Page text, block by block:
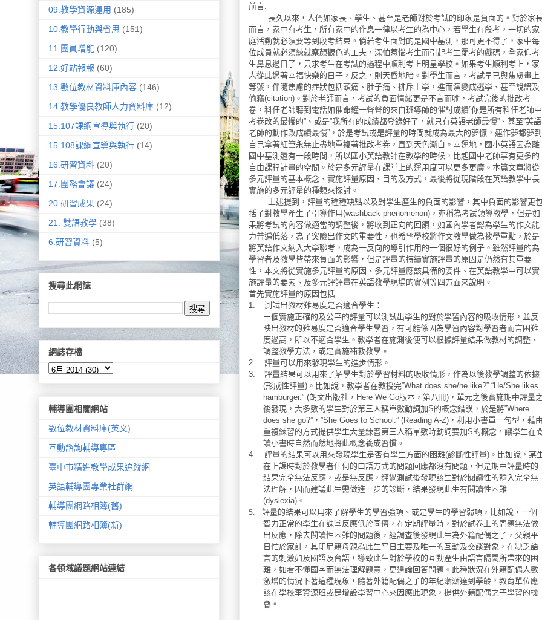
前言:
長久以來，人們如家長、學生、甚至是老師對於考試的印象是負面的。對於家
而言，家中有考生，所有家中的作息一律以考生的為中心，若學生有段考，一切的家
庭活動就必須要等到段考結束。倘若考生面對的是國中基測，那可更不得了，家中每
位成員就必須練就察顏觀色的工夫，深怕惹惱考生而引起考生罷考的戲碼，全家仰考
生鼻息過日子，只求考生在考試的過程中順利考上明星學校。如果考生順利考上，家
人從此過著幸福快樂的日子，反之，則天昏地暗。對學生而言，考試早已與焦慮畫上
等號，伴隨焦慮的症狀包括頭痛、肚子痛、排斥上學，進而演變成逃學、甚至說謊及
偷竊(citation)。對於老師而言，考試的負面情緒更是不言而喻，考試完後的批改考
卷，科任老師聽到電話如催命鐘一聲聲的來自班導師的催討成績”你是所有科任老師中
考卷改的最慢的”、或是”我所有的成績都登錄好了，就只有英語老師最慢”、甚至”英語
老師的動作改成績最慢”，於是考試或是評量的時間就成為最大的夢懨，連作夢都夢到
自己拿著紅筆永無止盡地重複著批改考券，直到天色漸白。幸運地，國小英語因為離
國中基測還有一段時間，所以國小英語教師在教學的時候，比起國中老師享有更多的
自由課程計畫的空間。於是多元評量在課堂上的運用度可以更多更廣。本篇文章將從
多元評量的基本概念、實施評量原因、目的及方式，最後將從現階段在英語教學中長
實施的多元評量的種類來探討。
上述提到，評量的種種缺點以及對學生產生的負面的影響，其中負面的影響更
括了對教學產生了引導作用(washback phenomenon)，亦稱為考試領導教學，但是如
果將考試的內容做適當的調整後，將收到正向的回饋，如國內學者認為學生的作文能
力普遍低落，為了突險出作文的重要性，也希望學校將作文教學做為教學重點，於是
將英語作文納入大學聯考，成為一反向的導引作用的一個很好的例子。雖然評量的為
學習者及教學皆帶來負面的影響，但是評量的持續實施評量的原因是仍然有其重要
性，本文將從實施多元評量的原因、多元評量應該具備的要件、在英語教學中可以實
施評量的要素、及多元評評量在英語教學現場的實例等四方面來說明。
首先實施評量的原因包括
1.
測試出教材難易度是否適合學生：
ㄧ個實施正確的及公平的評量可以測試出學生的對於學習內容的吸收情形，並反
映出教材的難易度是否適合學生學習，有可能係因為學習內容對學習者而言困難
度過高，所以不適合學生。教學者在施測後便可以根據評量結果做教材的調整、
調整教學方法，或是實施補救教學。
2. 評量可以用來發現學生的進步情形。
3. 評量結果可以用來了解學生對於學習材料的吸收情形，作為以後教學調整的依據
(形成性評量)。比如說，教學者在教授完”What does she/he like?” “He/She likes
hamburger.” (朗文出版社， Here We Go版本，第八冊)，單元之後實施期中評量之
後發現，大多數的學生對於第三人稱單數動詞加S的概念錯誤，於是將”Where
does she go?”， ”She Goes to School.” (Reading A-Z)，利用小書單一句型，藉由
重複練習的方式提供學生大量練習第三人稱單數時動詞要加S的概念，讓學生在
讀小書時自然而然地將此概念養成習慣。
4. 評量的結果可以用來發現學生是否有學生方面的困難(診斷性評量)。比如說，某
在上課時對於教學者任何的口語方式的問題回應都沒有問題，但是期中評量時的
結果完全無法反應，或是無反應，經過測試後發現該生對於閱讀性的輸入完全無
法理解，因而建議此生需做進一步的診斷，結果發現此生有閱讀性困難
(dyslexia)。
5.
評量的結果可以用來了解學生的學習強項、或是學生的學習弱項，比如說，一個
智力正常的學生在課堂反應低於同儕，在定期評量時，對於試卷上的問題無法做
出反應，除去閱讀性困難的問題後，經調查後發現此生為外籍配偶之子，父親平
日忙於家計，其印尼籍母親為此生平日主要及唯一的互動及交談對象，在缺乏語
言的刺激如及國語及台語，導致此生對於學校的互動產生由語言隔閡所帶來的困
難，如看不懂國字而無法理解題意，更遑論回答問題。此種狀況在外籍配偶人數
激增的情況下著這種現象，隨著外籍配偶之子的年紀漸漸達到學齡，教育單位應
該在學校李資源班或是增設學習中心來因應此現象，提供外籍配偶之子學習的機
會。
09.教學資源運用 (185)
10.教學行動與省思 (151)
11.團員增能 (120)
12.好站報報 (60)
13.數位教材資料庫內容 (146)
14.教學優良教師人力資料庫 (12)
15.107課綱宣導與執行 (20)
15.108課綱宣導與執行 (14)
16.研習資料 (20)
17.團務會議 (24)
20.研習成果 (24)
21. 雙語教學 (38)
6.研習資料 (5)
搜尋此網誌
網誌存檔
輔導團相關網站
數位教材資料庫(英文)
互動諮詢輔導專區
臺中市精進教學成果追蹤網
英語輔導團專業社群網
輔導團網路相簿(舊)
輔導團網路相簿(新)
各領域議題網站連結